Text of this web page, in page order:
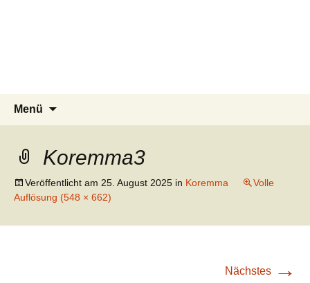
Tier Natur und Artenschutz
Siebengebirge e.V.
Tierschutzverein seit 1985 im
Siebengebirge – Orscheider
Menü
Koremma3
Veröffentlicht am 25. August 2025 in Koremma
Volle
Auflösung (548 × 662)
Nächstes →